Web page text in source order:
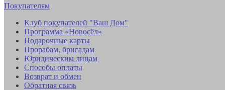
Покупателям
Клуб покупателей "Ваш Дом"
Программа «Новосёл»
Подарочные карты
Прорабам, бригадам
Юридическим лицам
Способы оплаты
Возврат и обмен
Обратная связь